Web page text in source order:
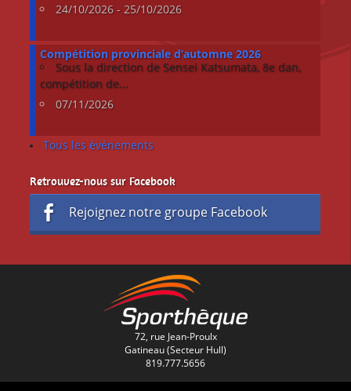
24/10/2026 - 25/10/2026
Compétition provinciale d’automne 2026
Sous la direction de Sensei Katsumata, 8e dan,
compétition de...
07/11/2026
Tous les événements
Retrouvez-nous sur Facebook
Rejoignez notre groupe Facebook
72, rue Jean-Proulx
Gatineau (Secteur Hull)
819.777.5656